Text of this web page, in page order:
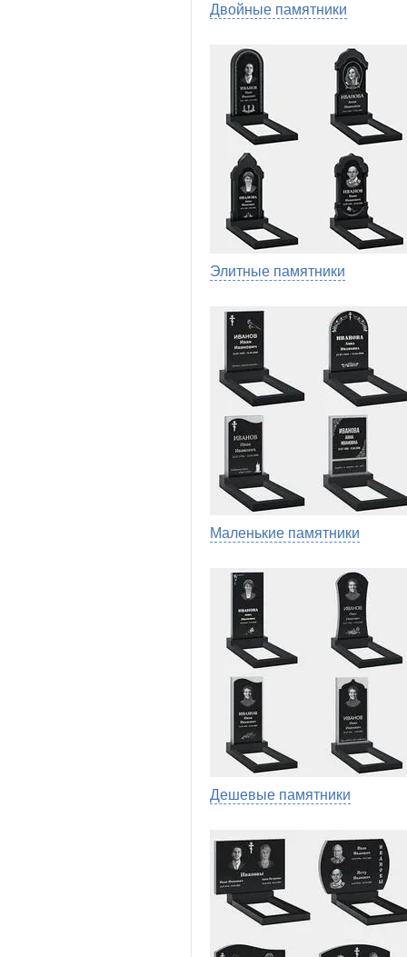
Двойные памятники
Элитные памятники
Маленькие памятники
Дешевые памятники